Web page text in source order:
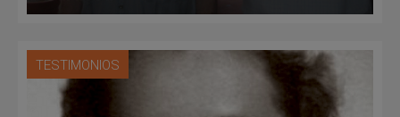
TESTIMONIOS